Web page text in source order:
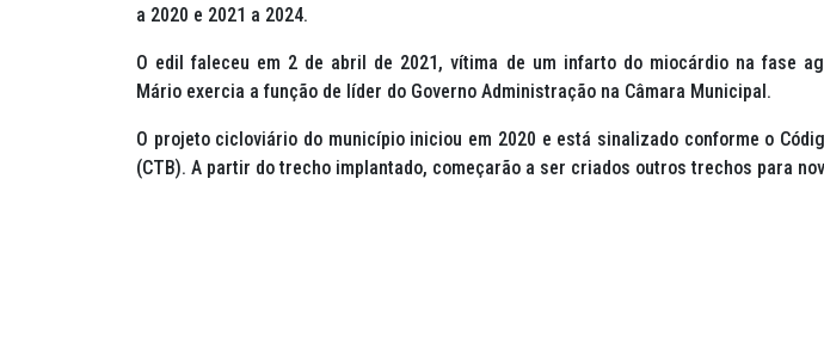
a 2020 e 2021 a 2024.
O edil faleceu em 2 de abril de 2021, vítima de um infarto do miocárdio na fase
Mário exercia a função de líder do Governo Administração na Câmara Municipal.
O projeto cicloviário do município iniciou em 2020 e está sinalizado conforme o
(CTB). A partir do trecho implantado, começarão a ser criados outros trechos para